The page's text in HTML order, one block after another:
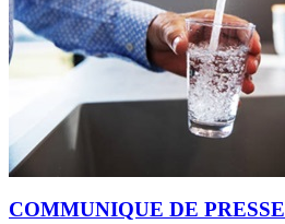
COMMUNIQUE DE PRESSE